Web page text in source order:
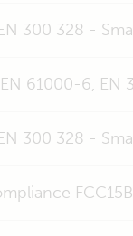
300 328 -
61000-6, EN
300 328 -